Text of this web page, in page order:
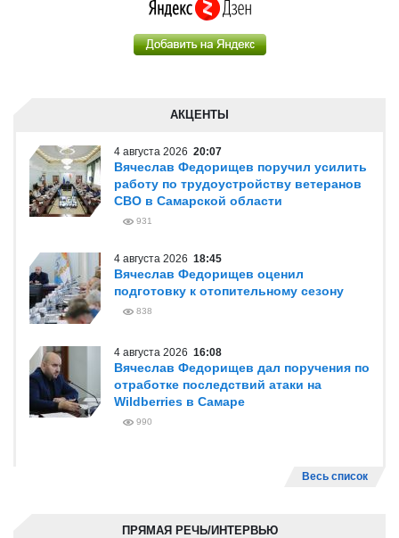
АКЦЕНТЫ
4 августа 2026 20:07
Вячеслав Федорищев поручил усилить
работу по трудоустройству ветеранов
СВО в Самарской области
931
4 августа 2026 18:45
Вячеслав Федорищев оценил
подготовку к отопительному сезону
838
4 августа 2026 16:08
Вячеслав Федорищев дал поручения по
отработке последствий атаки на
Wildberries в Самаре
990
Весь список
ПРЯМАЯ РЕЧЬ/ИНТЕРВЬЮ